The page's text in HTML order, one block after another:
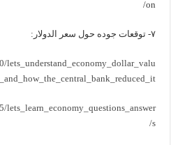
on/
٧- توقعات جوده حول سعر الدولار:
lets_understand_economy_dollar_valu
s/